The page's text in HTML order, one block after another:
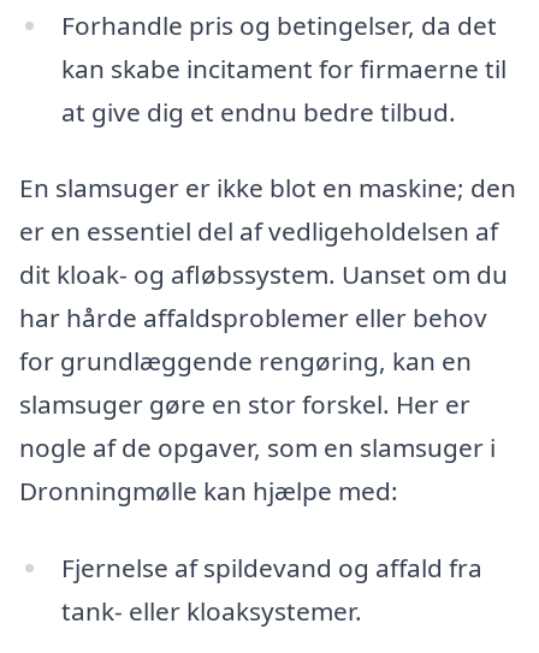
Forhandle pris og betingelser, da det
kan skabe incitament for firmaerne til
at give dig et endnu bedre tilbud.
En slamsuger er ikke blot en maskine; den
er en essentiel del af vedligeholdelsen af
dit kloak- og afløbssystem. Uanset om du
har hårde affaldsproblemer eller behov
for grundlæggende rengøring, kan en
slamsuger gøre en stor forskel. Her er
nogle af de opgaver, som en slamsuger i
Dronningmølle kan hjælpe med:
Fjernelse af spildevand og affald fra
tank- eller kloaksystemer.